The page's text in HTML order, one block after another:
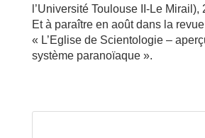
l’Université Toulouse II-Le Mirail),
Et à paraître en août dans la
« L’Eglise de Scientologie –
système paranoïaque ».